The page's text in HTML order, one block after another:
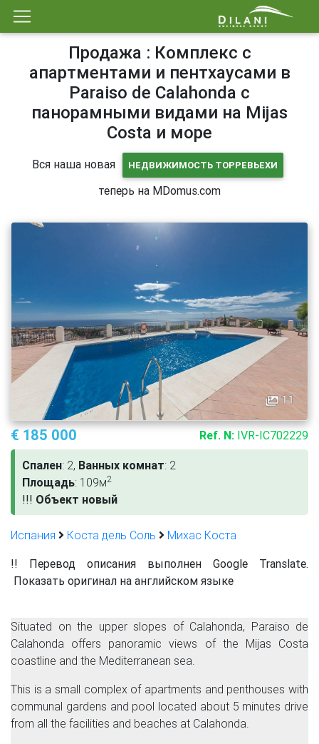
Продажа : Комплекс с
апартментами и пентхаусами в
Paraiso de Calahonda с
панорамными видами на Mijas
Costa и море
Вся наша новая НЕДВИЖИМОСТЬ ТОРРЕВЬЕХИ
теперь на MDomus.com
11
€ 185 000 Ref. N: IVR-IC702229
Спален: 2, Ванных комнат: 2
Площадь: 109м2
!!! Объект новый
Испания Коста дель Соль
Михас Коста
!! Перевод описания выполнен Google Translate.
Показать оригинал на английском языке
Situated on the upper slopes of Calahonda, Paraiso de
Calahonda offers panoramic views of the Mijas Costa
coastline and the Mediterranean sea.
This is a small complex of apartments and penthouses with
communal gardens and pool located about 5 minutes drive
from all the facilities and beaches at Calahonda.